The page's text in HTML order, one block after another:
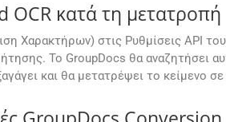
κατά τη
Χαρακτήρων) στις Ρυθμίσεις API
Το GroupDocs θα αναζητήσει
και θα μετατρέψει το κείμενο